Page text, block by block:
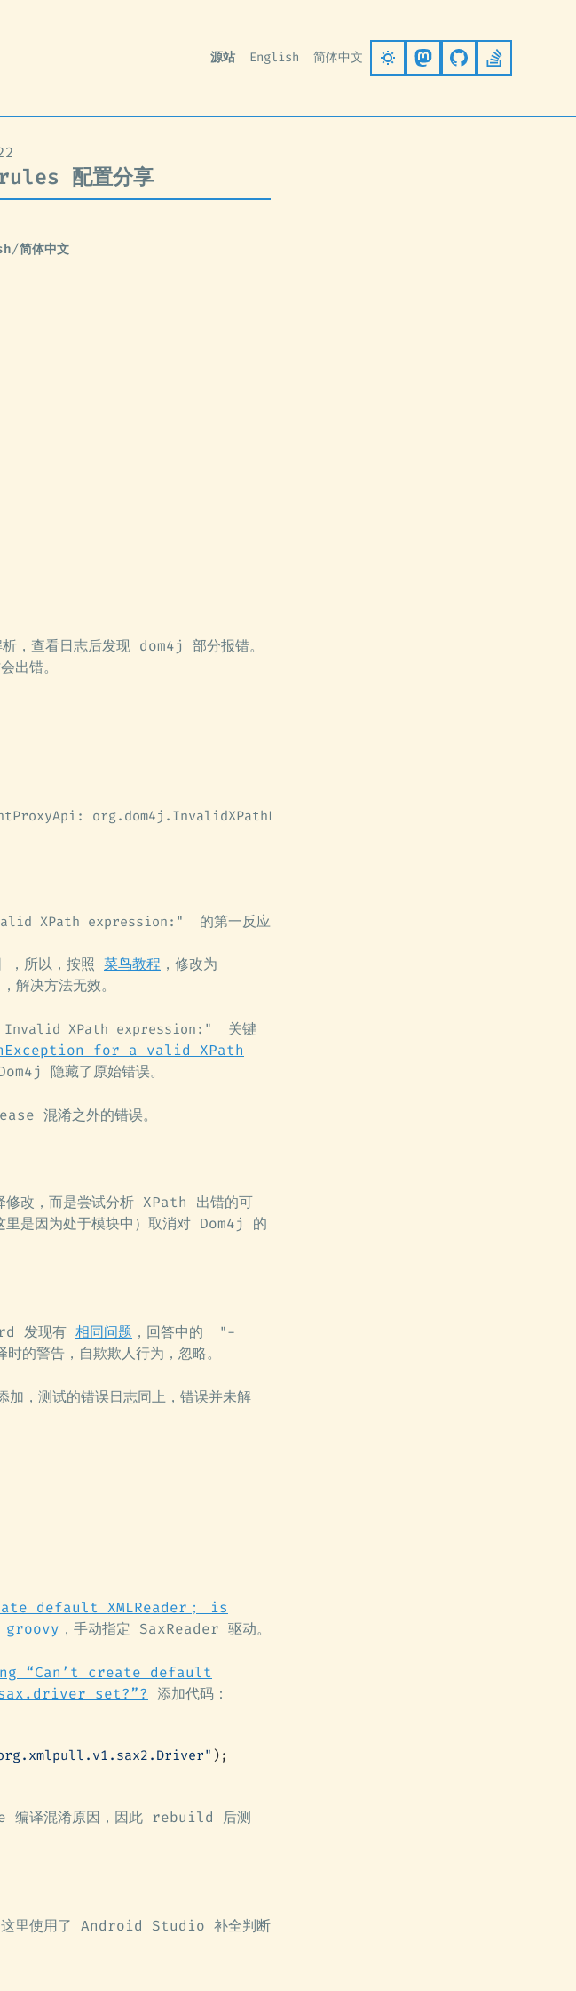
源站 English 简体中文 Follow onGo to GitHub
Stack
配置分享
/简体中文
查看日志后发现 dom4j 部分报错。
错。
org.dom4j.InvalidXPathException: Invalid XPath
XPath expression:"
的第一反应
，所以，按照 菜鸟教程 ，修改为
，解决方法无效。
XPath expression:"
关键
for a valid XPath
隐藏了原始错误。
混淆之外的错误。
修改，而是尝试分析 XPath 出错的可
是因为处于模块中）取消对 Dom4j 的
发现有 相同问题 ，回答中的
"-
警告，自欺欺人行为，忽略。
加，测试的错误日志同上，错误并未解
default XMLReader； is
，手动指定 SaxReader 驱动。
“Can’t create default
set?”? 添加代码：
);
编译混淆原因，因此 rebuild 后测
（这里使用了 Android Studio 补全判断